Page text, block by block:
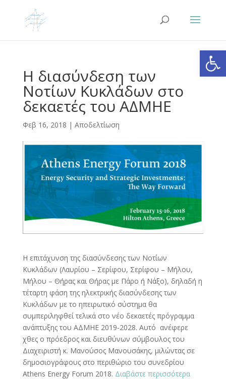
Η διασύνδεση των
Νοτίων Κυκλάδων στο
δεκαετές του ΑΔΜΗΕ
Φεβ 16, 2018 | Αποδελτίωση
Η επιτάχυνση της διασύνδεσης των Νοτίων
Κυκλάδων (Λαυρίου – Σερίφου, Σερίφου – Μήλου,
Μήλου – Θήρας και Θήρας με Πάρο ή Νάξο), δηλαδή η
τέταρτη φάση της ηλεκτρικής διασύνδεσης των
Κυκλάδων με το ηπειρωτικό σύστημα θα
συμπεριληφθεί τελικά στο νέο δεκαετές πρόγραμμα
ανάπτυξης του ΑΔΜΗΕ 2019-2028. Αυτό ανέφερε
χθες ο πρόεδρος και διευθύνων σύμβουλος του
Διαχειριστή κ. Μανούσος Μανουσάκης, μιλώντας σε
δημοσιογράφους στο περιθώριο του συνεδρίου
Athens Energy Forum 2018. Διαβάστε περισσότερα